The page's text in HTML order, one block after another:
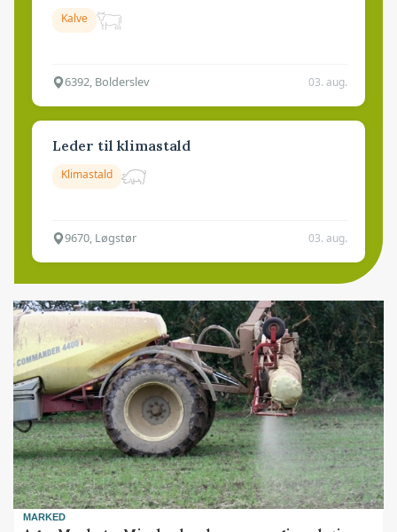
Kalve
6392, Bolderslev 03. aug.
Leder til klimastald
Klimastald
9670, Løgstør 03. aug.
MARKED